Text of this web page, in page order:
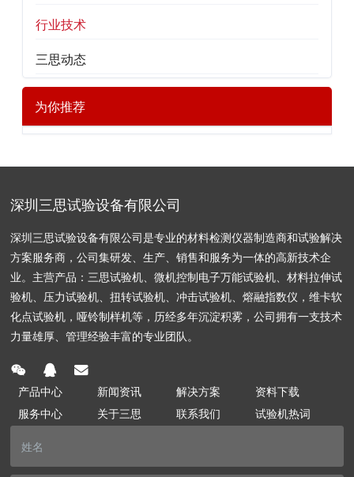
行业技术
三思动态
为你推荐
深圳三思试验设备有限公司
深圳三思试验设备有限公司是专业的材料检测仪器制造商和试验解决
方案服务商，公司集研发、生产、销售和服务为一体的高新技术企
业。主营产品：三思试验机、微机控制电子万能试验机、材料拉伸试
验机、压力试验机、扭转试验机、冲击试验机、熔融指数仪，维卡软
化点试验机，哑铃制样机等，历经多年沉淀积雾，公司拥有一支技术
力量雄厚、管理经验丰富的专业团队。
产品中心 新闻资讯 解决方案
资料下载
服务中心
关于三思 联系我们 试验机热词